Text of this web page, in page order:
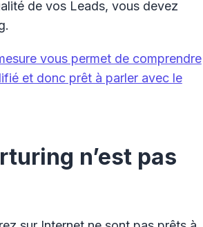
de vos Leads, vous devez
vous permet de comprendre
et donc prêt à parler avec le
n’est pas